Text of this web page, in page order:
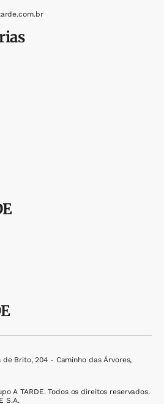
de Brito, 204 - Caminho das Árvores,
A TARDE. Todos os direitos reservados.
S.A.